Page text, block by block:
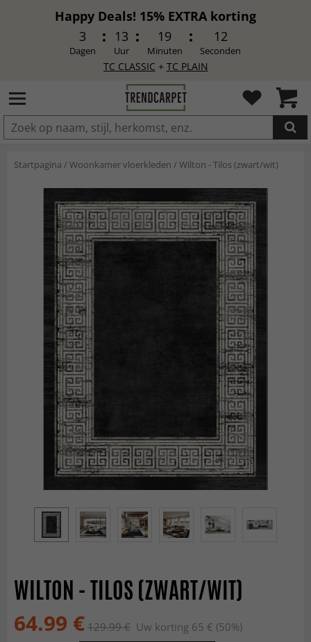
Happy Deals! 15% EXTRA korting
3
Dagen
13
Uur
19
Minuten
10
Seconden
TC CLASSIC + TC PLAIN
IN DE WINKELWAGEN GELEGD
Startpagina /Woonkamer vloerkleden /Wilton - Tilos (zwart/wit)
WILTON - TILOS (ZWART/WIT)
64.99 € 129.99 € Uw korting 65 € (50%)